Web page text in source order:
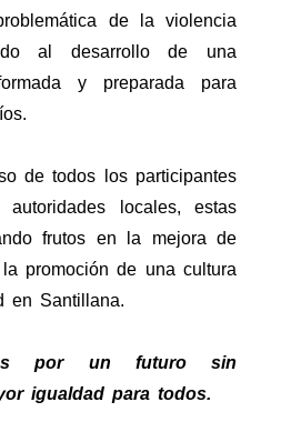
de la violencia
al desarrollo de una
y preparada para
de todos los participantes
locales, estas
frutos en la mejora de
promoción de una cultura
en Santillana.
por un futuro sin
igualdad para todos.